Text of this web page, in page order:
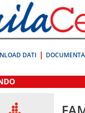
DATI